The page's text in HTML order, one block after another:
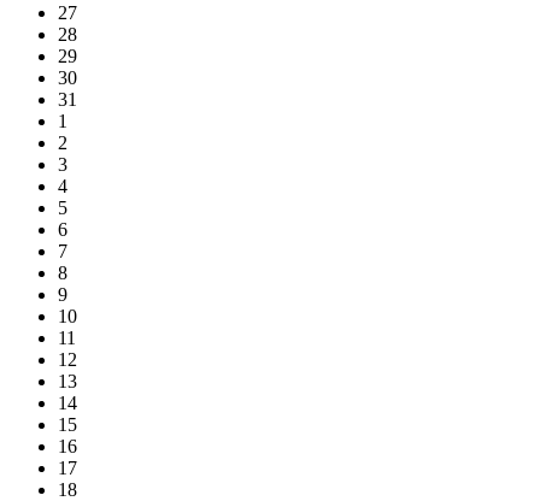
27
28
29
30
31
1
2
3
4
5
6
7
8
9
10
11
12
13
14
15
16
17
18